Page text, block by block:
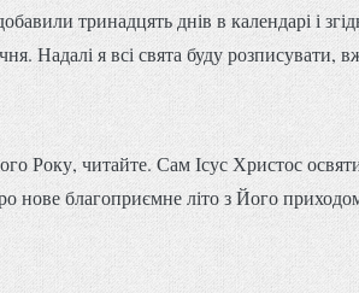
тринадцять днів в календарі і
Надалі я всі свята буду розписувати,
Року, читайте. Сам Ісус Христос
нове благоприємне літо з Його